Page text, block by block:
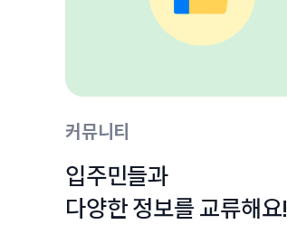
커뮤니티
입주민들과
다양한 정보를 교류해요!